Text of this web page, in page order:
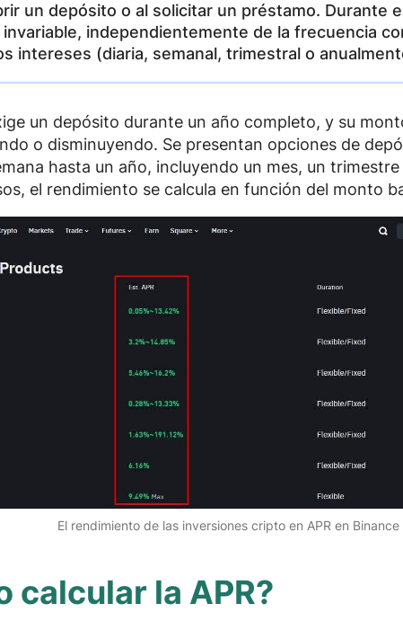
un depósito o al solicitar un préstamo. Durante
independientemente de la frecuencia
intereses (diaria, semanal, trimestral o
un depósito durante un año completo, y su
o disminuyendo. Se presentan opciones de
hasta un año, incluyendo un mes, un trimestre
el rendimiento se calcula en función del monto
El rendimiento de las inversiones cripto en APR en Binance
calcular la APR?